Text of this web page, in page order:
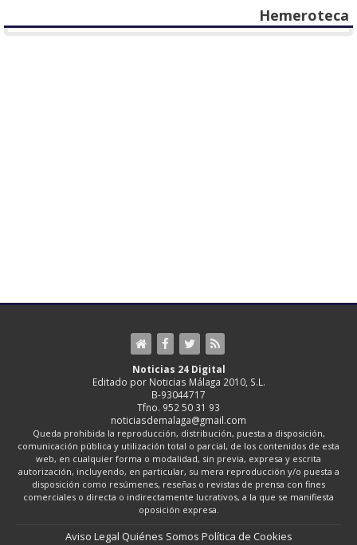
Hemeroteca
Noticias 24 Digital
Editado por Noticias Málaga 2010, S.L.
B-93044717
Tfno. 952 50 31 93
noticiasdemalaga@gmail.com
Queda prohibida la reproducción, distribución, puesta a disposición,
comunicación pública y utilización total o parcial, de los contenidos de esta
web, en cualquier forma o modalidad, sin previa, expresa y escrita
autorización, incluyendo, en particular, su mera reproducción y/o puesta a
disposición como resúmenes, reseñas o revistas de prensa con fines
comerciales o directa o indirectamente lucrativos, a la que se manifiesta
oposición expresa.
Aviso Legal Quiénes Somos Política de Cookies